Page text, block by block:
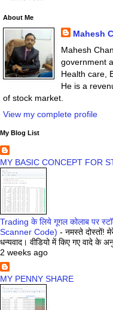
About Me
Mahesh
Mahesh
government
Health care,
He is a
of stock market.
View my complete profile
My Blog List
MY BASIC CONCEPT FOR
Trading के लिये गूगल कोलाब पर
Scanner Code) - नमस्ते दोस्तों!
धन्यवाद। वीडियो में किए गए वादे के
2 weeks ago
MY PENNY SHARE